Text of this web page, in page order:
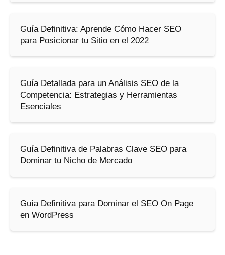
Guía Definitiva: Aprende Cómo Hacer SEO
para Posicionar tu Sitio en el 2022
Guía Detallada para un Análisis SEO de la
Competencia: Estrategias y Herramientas
Esenciales
Guía Definitiva de Palabras Clave SEO para
Dominar tu Nicho de Mercado
Guía Definitiva para Dominar el SEO On Page
en WordPress